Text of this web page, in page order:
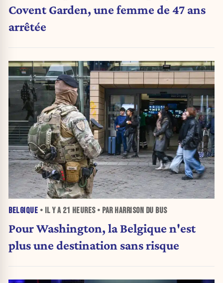
Covent Garden, une femme de 47 ans
arrêtée
BELGIQUE • IL Y A 21 HEURES• PAR HARRISON DU BUS
Pour Washington, la Belgique n'est
plus une destination sans risque